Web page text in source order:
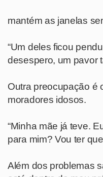
mantém as janelas
“Um deles ficou
desespero, um pavor
Outra preocupação é
moradores idosos.
“Minha mãe já teve.
para mim? Vou ter
Além dos problemas